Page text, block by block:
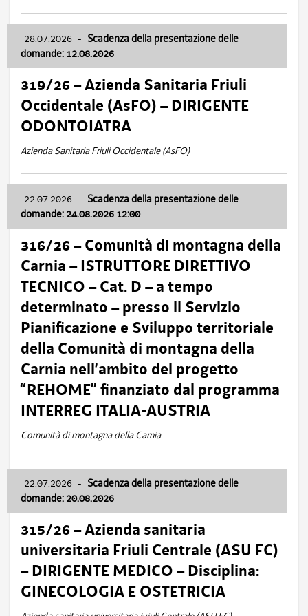
28.07.2026 - Scadenza della presentazione delle
domande: 12.08.2026
319/26 – Azienda Sanitaria Friuli
Occidentale (AsFO) – DIRIGENTE
ODONTOIATRA
Azienda Sanitaria Friuli Occidentale (AsFO)
22.07.2026 - Scadenza della presentazione delle
domande: 24.08.2026 12:00
316/26 – Comunità di montagna della
Carnia – ISTRUTTORE DIRETTIVO
TECNICO – Cat. D – a tempo
determinato – presso il Servizio
Pianificazione e Sviluppo territoriale
della Comunità di montagna della
Carnia nell’ambito del progetto
“REHOME” finanziato dal programma
INTERREG ITALIA-AUSTRIA
Comunità di montagna della Carnia
22.07.2026 - Scadenza della presentazione delle
domande: 20.08.2026
315/26 – Azienda sanitaria
universitaria Friuli Centrale (ASU FC)
– DIRIGENTE MEDICO – Disciplina:
GINECOLOGIA E OSTETRICIA